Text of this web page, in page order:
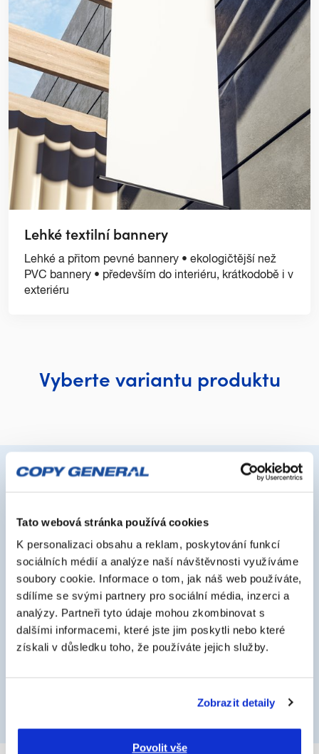
Tato webová stránka používá cookies
K personalizaci obsahu a reklam, poskytování funkcí
sociálních médií a analýze naší návštěvnosti využíváme
soubory cookie. Informace o tom, jak náš web používáte,
sdílíme se svými partnery pro sociální média, inzerci a
analýzy. Partneři tyto údaje mohou zkombinovat s
dalšími informacemi, které jste jim poskytli nebo které
získali v důsledku toho, že používáte jejich služby.
Zobrazit detaily
Povolit vše
Lehké textilní bannery
Lehké a přitom pevné bannery • ekologičtější než
PVC bannery • především do interiéru, krátkodobě i v
exteriéru
Vyberte variantu produktu
Nevíte si rady?
Nechce se vám
na pobočku?
Domluvte si s námi on-line
schůzku